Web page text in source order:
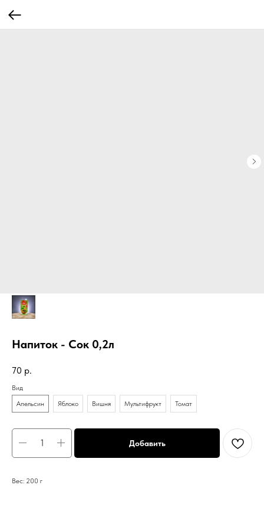
Напиток - Сок 0,2л
70 р.
Вид
Апельсин
Яблоко Вишня Мультифрукт Томат
Добавить
Вес: 200 г